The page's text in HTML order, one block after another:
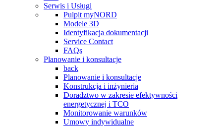
Serwis i Usługi
Pulpit myNORD
Modele 3D
Identyfikacja dokumentacji
Service Contact
FAQs
Planowanie i konsultacje
back
Planowanie i konsultacje
Konstrukcja i inżynieria
Doradztwo w zakresie efektywności
energetycznej i TCO
Monitorowanie warunków
Umowy indywidualne